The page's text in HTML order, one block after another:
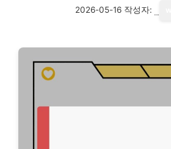
2026-05-16 작성자: